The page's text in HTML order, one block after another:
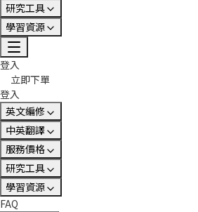
研究工具
學習資源
登入
立即下單
登入
英文編修
中英翻譯
服務價格
研究工具
學習資源
FAQ